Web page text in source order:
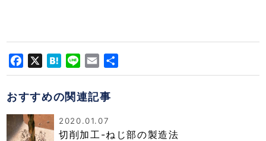
FacebookHatena
Line Email
有
おすすめの関連記事
2020.01.07
切削加工-ねじ部の製造法